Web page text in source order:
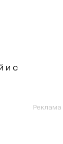
и с
Реклама